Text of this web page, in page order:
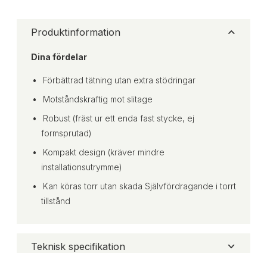
Produktinformation
Dina fördelar
Förbättrad tätning utan extra stödringar
Motståndskraftig mot slitage
Robust (fräst ur ett enda fast stycke, ej
formsprutad)
Kompakt design (kräver mindre
installationsutrymme)
Kan köras torr utan skada Självfördragande i torrt
tillstånd
Teknisk specifikation